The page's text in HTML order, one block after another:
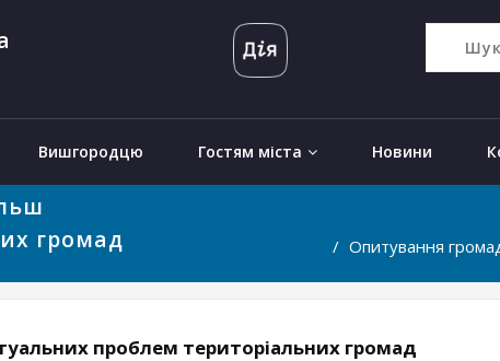
Вишгородцю Гостям міста Новини
громад
Опитування
проблем територіальних громад